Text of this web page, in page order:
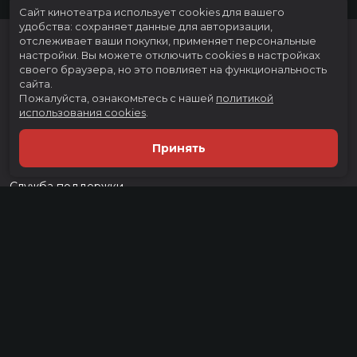
Расписание
Скоро в кино
Новости и акции
Служба поддержки
Сайт кинотеатра использует cookies для вашего
удобства: сохраняет данные для авторизации,
отслеживает ваши покупки, применяет персональные
настройки. Вы можете отключить cookies в настройках
своего браузера, но это повлияет на функциональность
сайта.
Пожалуйста, ознакомьтесь с нашей политикой
использования cookies
Принять